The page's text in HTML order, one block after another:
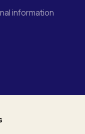
information